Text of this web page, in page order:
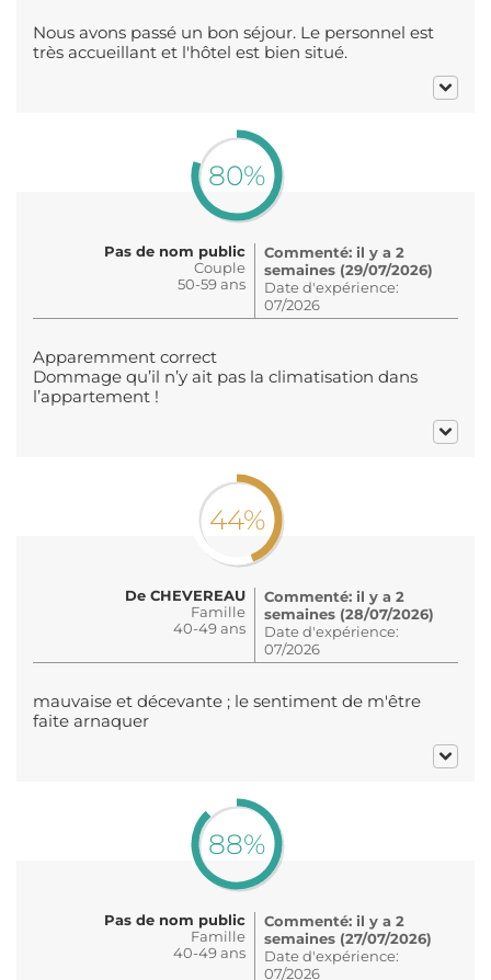
Nous avons passé un bon séjour. Le personnel est
très accueillant et l'hôtel est bien situé.
80%
Pas de nom public
Couple
50-59 ans
Commenté: il y a 2
semaines (29/07/2026)
Date d'expérience:
07/2026
Apparemment correct
Dommage qu’il n’y ait pas la climatisation dans
l’appartement !
44%
De CHEVEREAU
Famille
40-49 ans
Commenté: il y a 2
semaines (28/07/2026)
Date d'expérience:
07/2026
mauvaise et décevante ; le sentiment de m'être
faite arnaquer
88%
Pas de nom public
Famille
40-49 ans
Commenté: il y a 2
semaines (27/07/2026)
Date d'expérience:
07/2026